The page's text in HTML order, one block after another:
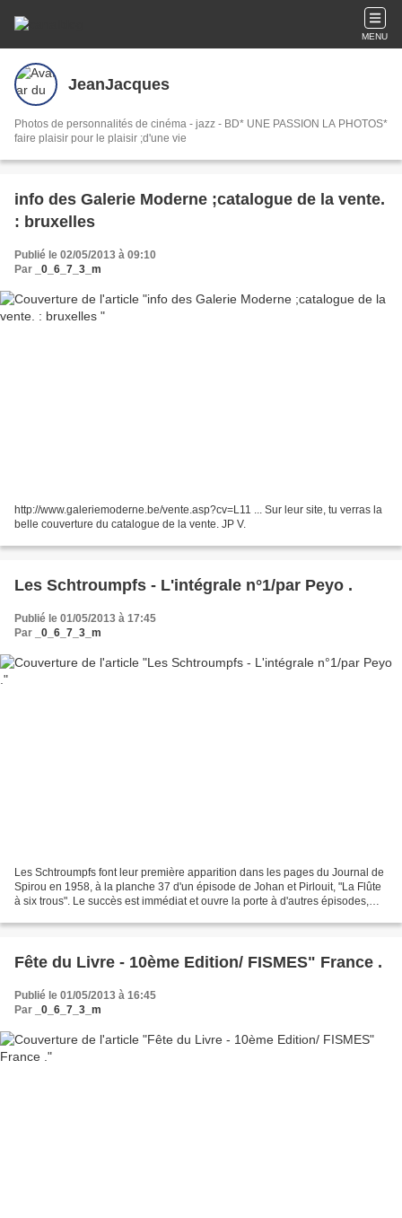
MENU
JeanJacques
Photos de personnalités de cinéma - jazz - BD* UNE PASSION LA PHOTOS*
faire plaisir pour le plaisir ;d'une vie
info des Galerie Moderne ;catalogue de la vente.
: bruxelles
Publié le 02/05/2013 à 09:10
Par
_0_6_7_3_m
http://www.galeriemoderne.be/vente.asp?cv=L11 ... Sur leur site, tu verras la
belle couverture du catalogue de la vente. JP V.
Les Schtroumpfs - L'intégrale n°1/par Peyo .
Publié le 01/05/2013 à 17:45
Par
_0_6_7_3_m
Les Schtroumpfs font leur première apparition dans les pages du Journal de
Spirou en 1958, à la planche 37 d'un épisode de Johan et Pirlouit, "La Flûte
à six trous". Le succès est immédiat et ouvre la porte à d'autres épisodes,
Fête du Livre - 10ème Edition/ FISMES" France .
Publié le 01/05/2013 à 16:45
Par
_0_6_7_3_m